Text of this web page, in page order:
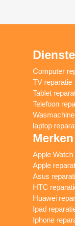
Computer
TV reparatie
Tablet
Telefoon
laptop
Merken
Apple
Apple
Asus
HTC
Huawei
Ipad
Iphone